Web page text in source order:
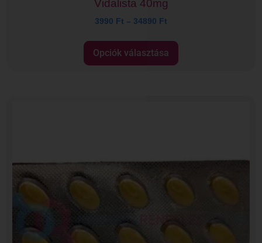
Vidalista 40mg
3990 Ft – 34890 Ft
Opciók választása